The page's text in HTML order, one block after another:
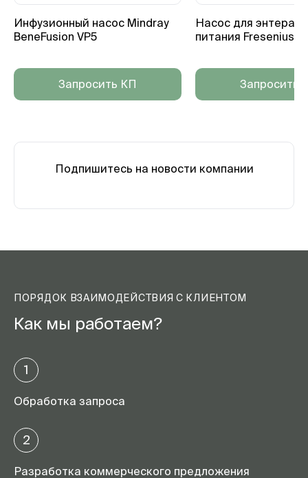
Инфузионный насос Mindray
BeneFusion VP5
Запросить КП
Насос для
питания Fresenius
Запросить
Подпишитесь на новости компании
ПОРЯДОК ВЗАИМОДЕЙСТВИЯ С КЛИЕНТОМ
Как мы работаем?
1
Обработка запроса
2
Разработка коммерческого предложения